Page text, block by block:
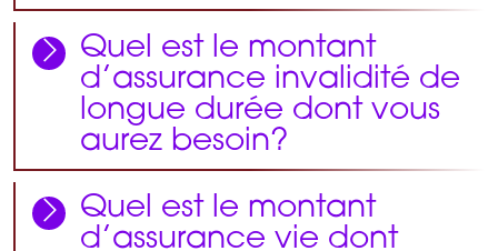
Quel est le montant
d’assurance invalidité de
longue durée dont vous
aurez besoin?
Quel est le montant
d’assurance vie dont